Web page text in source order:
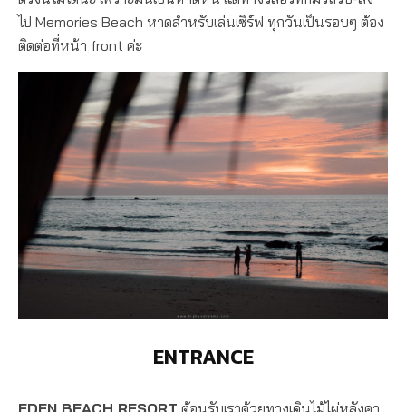
ไป Memories Beach หาดสำหรับเล่นเซิร์ฟ ทุกวันเป็นรอบๆ ต้อง
ติดต่อที่หน้า front ค่ะ
ENTRANCE
EDEN BEACH RESORT ต้อนรับเราด้วยทางเดินไม้ไผ่หลังคา